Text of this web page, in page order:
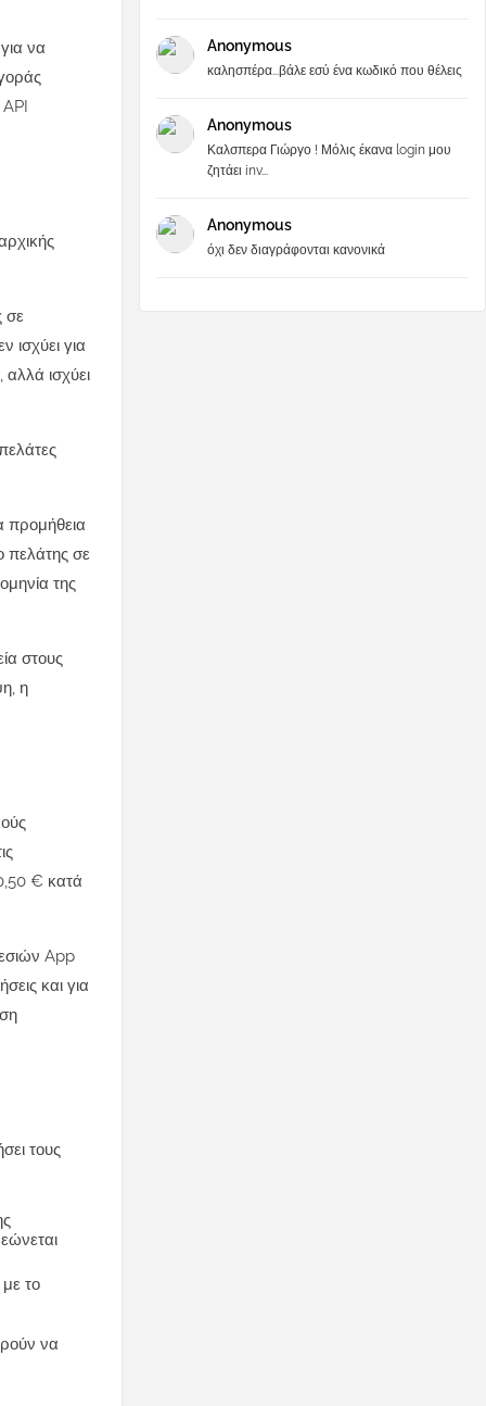
να
σε
για
ισχύει
προμήθεια
πελάτης σε
της
στους
η
€ κατά
App
και για
τους
το
να
Anonymous
καλησπέρα...βάλε εσύ ένα κωδικό που θέλεις
Anonymous
Καλσπερα Γιώργο ! Μόλις έκανα login μου
ζητάει inv...
Anonymous
όχι δεν διαγράφονται κανονικά